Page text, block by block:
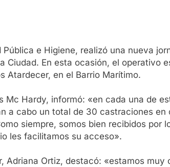
e Higiene, realizó una nueva
En esta ocasión, el operativo
Atardecer, en el Barrio Marítimo.
Hardy, informó: «en cada una de
a cabo un total de 30 castraciones en
siempre, somos bien recibidos por
les facilitamos su acceso».
Ortiz, destacó: «estamos